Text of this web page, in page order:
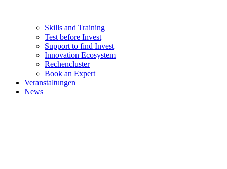
Skills and Training
Test before Invest
Support to find Invest
Innovation Ecosystem
Rechencluster​
Book an Expert
Veranstaltungen
News